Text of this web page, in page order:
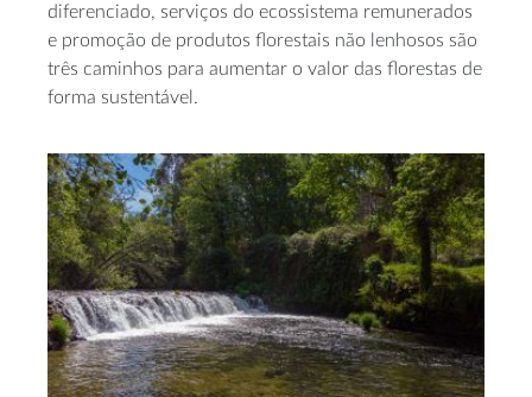
diferenciado, serviços do ecossistema remunerados
e promoção de produtos florestais não lenhosos são
três caminhos para aumentar o valor das florestas de
forma sustentável.